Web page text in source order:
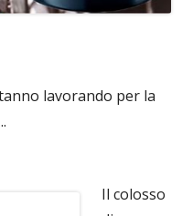
lavorando per la
Il colosso